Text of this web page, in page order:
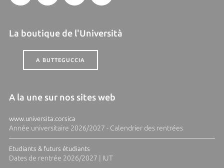
La boutique de l'Università
A BUTTEGUCCIA
A la une sur nos sites web
www.universita.corsica
Année universitaire 2026/2027 - Calendrier des rentrées
Etudiants & futurs étudiants
Dates de rentrée 2026/2027 | IUT